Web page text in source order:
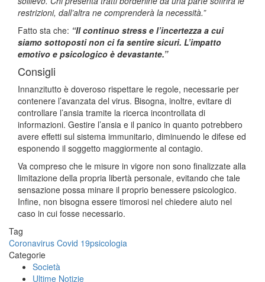
restrizioni, dall’altra ne comprenderà la necessità.”
Fatto sta che: “Il continuo stress e l’incertezza a cui
siamo sottoposti non ci fa sentire sicuri. L’impatto
emotivo e psicologico è devastante.”
Consigli
Innanzitutto è doveroso rispettare le regole, necessarie per
contenere l’avanzata del virus. Bisogna, inoltre, evitare di
controllare l’ansia tramite la ricerca incontrollata di
informazioni. Gestire l’ansia e il panico in quanto potrebbero
avere effetti sul sistema immunitario, diminuendo le difese ed
esponendo il soggetto maggiormente al contagio.
Va compreso che le misure in vigore non sono finalizzate alla
limitazione della propria libertà personale, evitando che tale
sensazione possa minare il proprio benessere psicologico.
Infine, non bisogna essere timorosi nel chiedere aiuto nel
caso in cui fosse necessario.
Tag
Coronavirus Covid 19psicologia
Categorie
Società
Ultime Notizie